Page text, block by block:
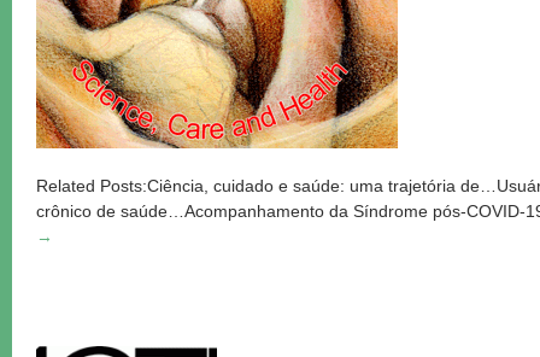
Related Posts:Ciência, cuidado e saúde: uma trajetória
crônico de saúde…Acompanhamento da Síndrome pós-COVID-
→